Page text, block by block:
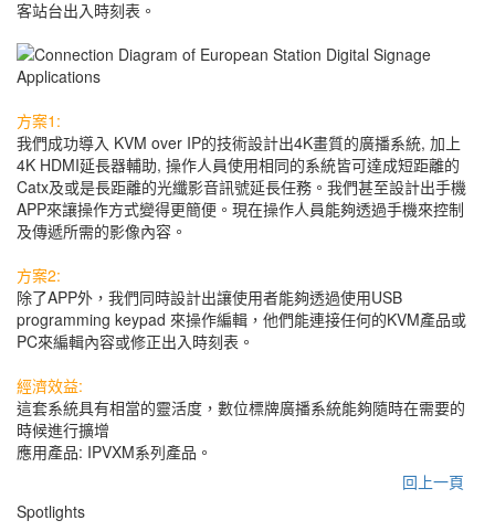
客站台出入時刻表。
方案1:
我們成功導入 KVM over IP的技術設計出4K畫質的廣播系統, 加上
4K HDMI延長器輔助, 操作人員使用相同的系統皆可達成短距離的
Catx及或是長距離的光纖影音訊號延長任務。我們甚至設計出手機
APP來讓操作方式變得更簡便。現在操作人員能夠透過手機來控制
及傳遞所需的影像內容。
方案2:
除了APP外，我們同時設計出讓使用者能夠透過使用USB
programming keypad 來操作編輯，他們能連接任何的KVM產品或
PC來編輯內容或修正出入時刻表。
經濟效益:
這套系統具有相當的靈活度，數位標牌廣播系統能夠隨時在需要的
時候進行擴增
應用產品: IPVXM系列產品。
回上一頁
Spotlights